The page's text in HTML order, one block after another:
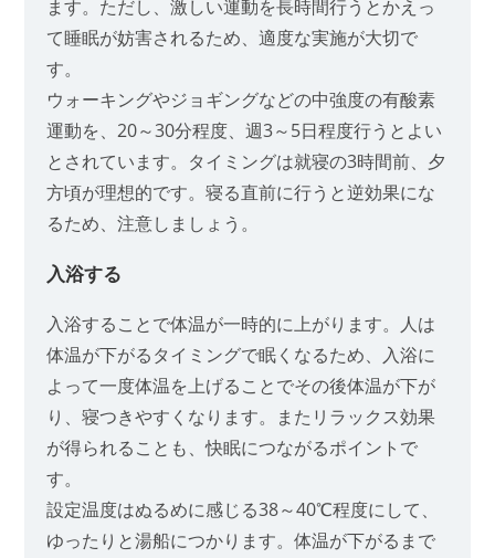
ます。ただし、激しい運動を長時間行うとかえっ
て睡眠が妨害されるため、適度な実施が大切で
す。
ウォーキングやジョギングなどの中強度の有酸素
運動を、20～30分程度、週3～5日程度行うとよい
とされています。タイミングは就寝の3時間前、夕
方頃が理想的です。寝る直前に行うと逆効果にな
るため、注意しましょう。
入浴する
入浴することで体温が一時的に上がります。人は
体温が下がるタイミングで眠くなるため、入浴に
よって一度体温を上げることでその後体温が下が
り、寝つきやすくなります。またリラックス効果
が得られることも、快眠につながるポイントで
す。
設定温度はぬるめに感じる38～40℃程度にして、
ゆったりと湯船につかります。体温が下がるまで